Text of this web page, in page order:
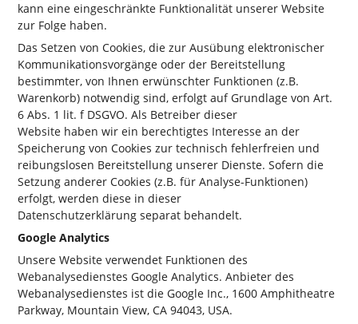
kann eine eingeschränkte Funktionalität unserer Website
zur Folge haben.
Das Setzen von Cookies, die zur Ausübung elektronischer
Kommunikationsvorgänge oder der Bereitstellung
bestimmter, von Ihnen erwünschter Funktionen (z.B.
Warenkorb) notwendig sind, erfolgt auf Grundlage von Art.
6 Abs. 1 lit. f DSGVO. Als Betreiber dieser
Website haben wir ein berechtigtes Interesse an der
Speicherung von Cookies zur technisch fehlerfreien und
reibungslosen Bereitstellung unserer Dienste. Sofern die
Setzung anderer Cookies (z.B. für Analyse-Funktionen)
erfolgt, werden diese in dieser
Datenschutzerklärung separat behandelt.
Google Analytics
Unsere Website verwendet Funktionen des
Webanalysedienstes Google Analytics. Anbieter des
Webanalysedienstes ist die Google Inc., 1600 Amphitheatre
Parkway, Mountain View, CA 94043, USA.